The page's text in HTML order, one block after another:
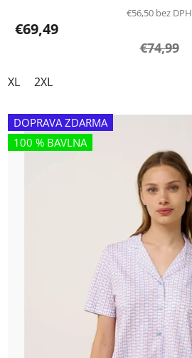
€56,50 bez DPH
€69,49
€74,99
XL 2XL
DOPRAVA ZDARMA
100 % BAVLNA